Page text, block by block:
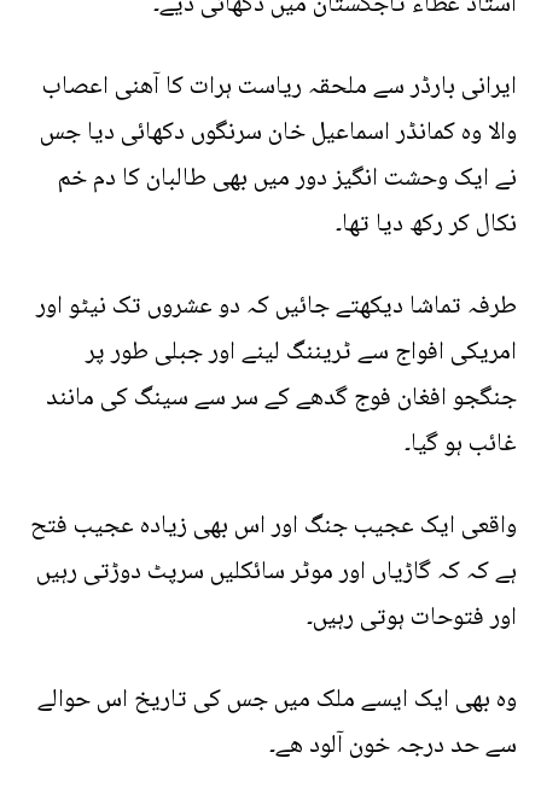
ایرانی بارڈر سے ملحقہ ریاست ہرات کا آھنی اعصاب
والا وہ کمانڈر اسماعیل خان سرنگوں دکھائی دیا جس
نے ایک وحشت انگیز دور میں بھی طالبان کا دم خم
نکال کر رکھ دیا تھا۔
طرفہ تماشا دیکھتے جائیں کہ دو عشروں تک نیٹو اور
امریکی افواج سے ٹریننگ لینے اور جبلی طور پر
جنگجو افغان فوج گدھے کے سر سے سینگ کی مانند
غائب ہو گیا۔
واقعی ایک عجیب جنگ اور اس بھی زیادہ عجیب فتح
ہے کہ کہ گاڑیاں اور موٹر سائکلیں سرپٹ دوڑتی رہیں
اور فتوحات ہوتی رہیں۔
وہ بھی ایک ایسے ملک میں جس کی تاریخ اس حوالے
سے حد درجہ خون آلود ھے۔